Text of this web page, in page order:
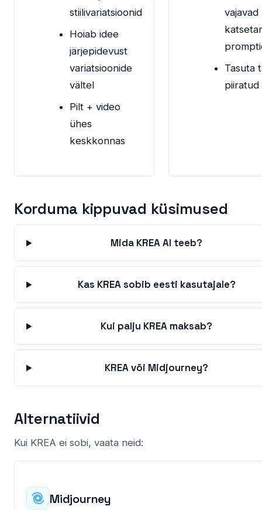
stiilivariatsioonid
Hoiab idee
järjepidevust
variatsioonide
vältel
Pilt + video
ühes
keskkonnas
vajavad
Tasuta
piiratud
Korduma kippuvad küsimused
Mida KREA AI teeb?
Kas KREA sobib eesti kasutajale?
Kui palju KREA maksab?
KREA või Midjourney?
Alternatiivid
Kui KREA ei sobi, vaata neid:
Midjourney